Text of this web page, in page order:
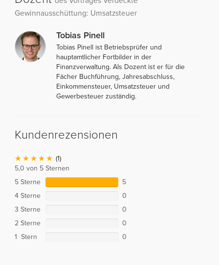
Gewinnausschüttung: Umsatzsteuer
Tobias Pinell
Tobias Pinell ist Betriebsprüfer und
hauptamtlicher Fortbilder in der
Finanzverwaltung. Als Dozent ist er für die
Fächer Buchführung, Jahresabschluss,
Einkommensteuer, Umsatzsteuer und
Gewerbesteuer zuständig.
Kundenrezensionen
(1)
5,0 von 5 Sternen
5 Sterne
5
4 Sterne
0
3 Sterne
0
2 Sterne
0
1 Stern
0